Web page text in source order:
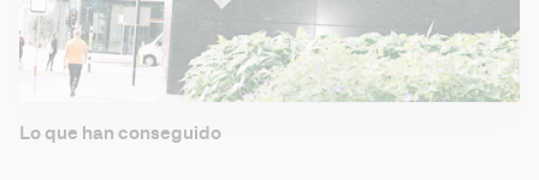
Lo que han conseguido